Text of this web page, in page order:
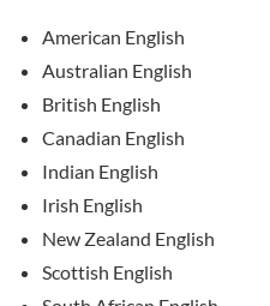
American English
Australian English
British English
Canadian English
Indian English
Irish English
New Zealand English
Scottish English